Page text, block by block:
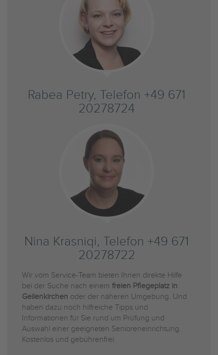
Rabea Petry, Telefon +49 671
20278724
Nina Krasniqi, Telefon +49 671
20278722
Wir vom Service-Team bieten Ihnen direkte Hilfe
bei der Suche nach einem freien Pflegeplatz in
Geilenkirchen oder der näheren Umgebung. Und
haben dazu noch hilfreiche Tipps und
Informationen für Sie rund um Prüfung und
Auswahl einer geeigneten Senioreneinrichtung.
Kostenlos und gebührenfrei.